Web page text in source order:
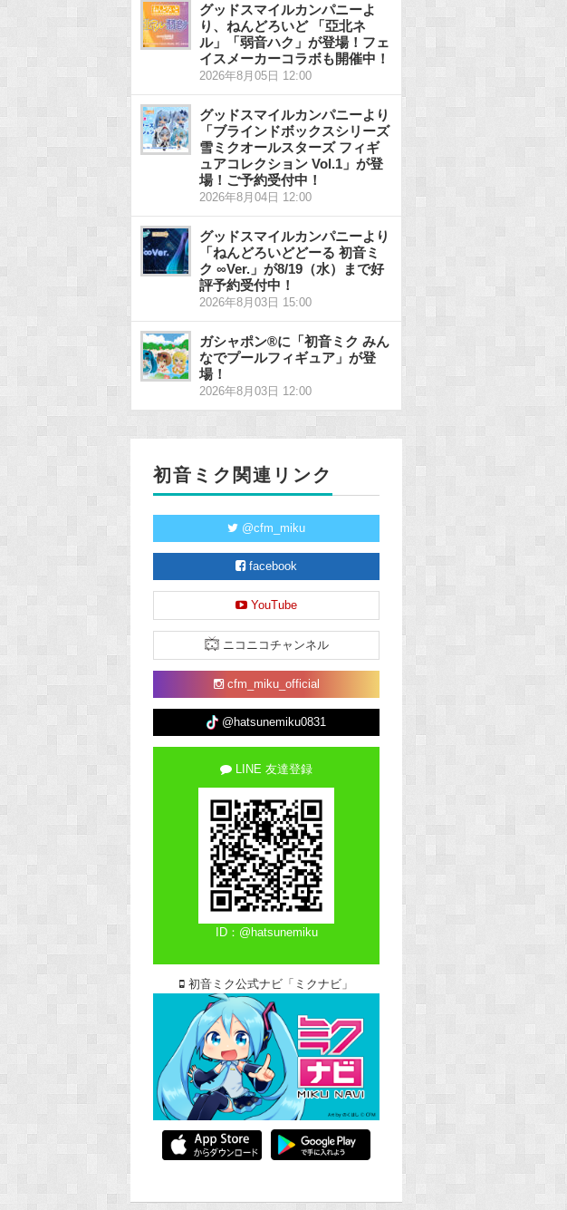
グッドスマイルカンパニーよ
り、ねんどろいど 「亞北ネ
ル」「弱音ハク」が登場！フェ
イスメーカーコラボも開催中！
2026年8月05日 12:00
グッドスマイルカンパニーより
「ブラインドボックスシリーズ
雪ミクオールスターズ フィギ
ュアコレクション Vol.1」が登
場！ご予約受付中！
2026年8月04日 12:00
グッドスマイルカンパニーより
「ねんどろいどどーる 初音ミ
ク ∞Ver.」が8/19（水）まで好
評予約受付中！
2026年8月03日 15:00
ガシャポン®に「初音ミク みん
なでプールフィギュア」が登
場！
2026年8月03日 12:00
初音ミク関連リンク
@cfm_miku
facebook
YouTube
ニコニコチャンネル
cfm_miku_official
@hatsunemiku0831
LINE 友達登録
ID：@hatsunemiku
初音ミク公式ナビ「ミクナビ」